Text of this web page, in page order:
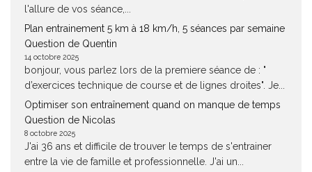
l'allure de vos séance,...
Plan entrainement 5 km à 18 km/h, 5 séances par semaine
Question de Quentin
14 octobre 2025
bonjour, vous parlez lors de la premiere séance de : "
d’exercices technique de course et de lignes droites". Je...
Optimiser son entraînement quand on manque de temps
Question de Nicolas
8 octobre 2025
J'ai 36 ans et difficile de trouver le temps de s'entrainer
entre la vie de famille et professionnelle. J'ai un...